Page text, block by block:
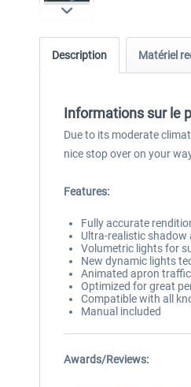
Description Matériel
Informations sur le
Due to its moderate
nice stop over on your
Features:
Fully accurate
Ultra-realistic shadow
Volumetric lights for
New dynamic lights
Animated apron traffic
Optimized for great
Compatible with all
Manual included
Awards/Reviews: